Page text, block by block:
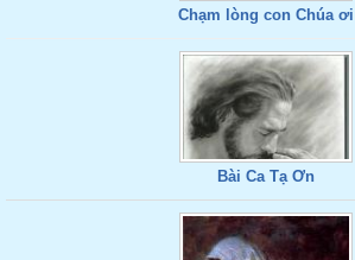
Chạm lòng con Chúa ơi
Bài Ca Tạ Ơn